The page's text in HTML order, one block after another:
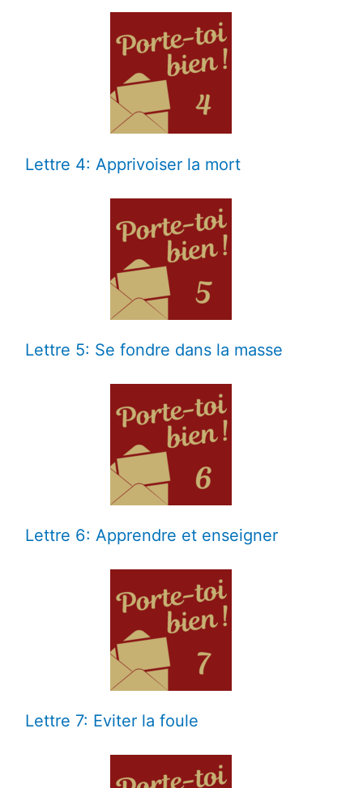
Lettre 4: Apprivoiser la mort
Lettre 5: Se fondre dans la masse
Lettre 6: Apprendre et enseigner
Lettre 7: Eviter la foule